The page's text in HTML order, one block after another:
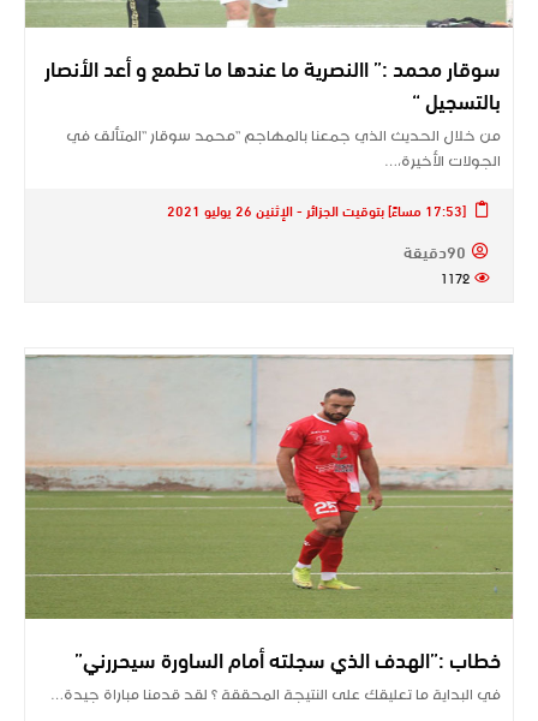
سوقار محمد :” االنصرية ما عندها ما تطمع و أعد الأنصار
بالتسجيل “
من خلال الحديث الذي جمعنا بالمهاجم “محمد سوقار “المتألق في
الجولات الأخيرة،…
[17:53 مساءً] بتوقيت الجزائر - الإثنين 26 يوليو 2021
90دقيقة
1172
خطاب :”الهدف الذي سجلته أمام الساورة سيحررني”
في البداية ما تعليقك على النتيجة المحققة ؟ لقد قدمنا مباراة جيدة…